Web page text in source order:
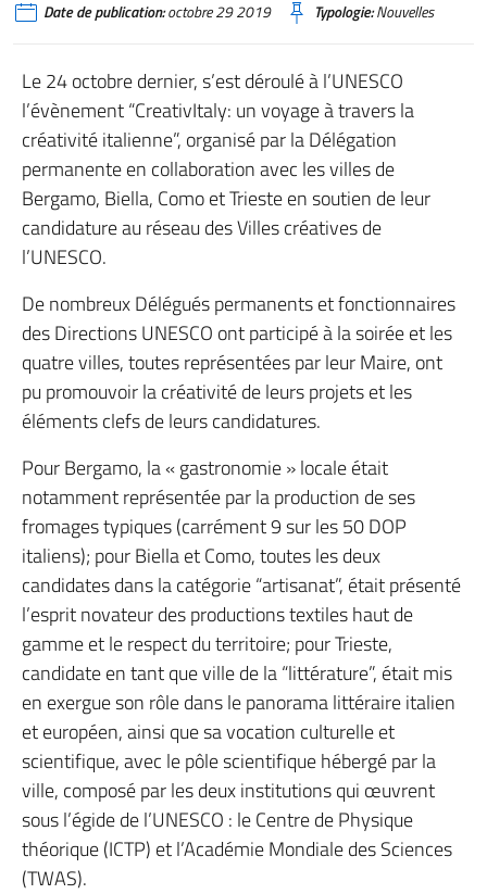
Date de publication:octobre 29 2019 Typologie:Nouvelles
Le 24 octobre dernier, s’est déroulé à l’UNESCO
l’évènement “CreativItaly: un voyage à travers la
créativité italienne”, organisé par la Délégation
permanente en collaboration avec les villes de
Bergamo, Biella, Como et Trieste en soutien de leur
candidature au réseau des Villes créatives de
l’UNESCO.
De nombreux Délégués permanents et fonctionnaires
des Directions UNESCO ont participé à la soirée et les
quatre villes, toutes représentées par leur Maire, ont
pu promouvoir la créativité de leurs projets et les
éléments clefs de leurs candidatures.
Pour Bergamo, la « gastronomie » locale était
notamment représentée par la production de ses
fromages typiques (carrément 9 sur les 50 DOP
italiens); pour Biella et Como, toutes les deux
candidates dans la catégorie “artisanat”, était présenté
l’esprit novateur des productions textiles haut de
gamme et le respect du territoire; pour Trieste,
candidate en tant que ville de la “littérature”, était mis
en exergue son rôle dans le panorama littéraire italien
et européen, ainsi que sa vocation culturelle et
scientifique, avec le pôle scientifique hébergé par la
ville, composé par les deux institutions qui œuvrent
sous l’égide de l’UNESCO : le Centre de Physique
théorique (ICTP) et l’Académie Mondiale des Sciences
(TWAS).